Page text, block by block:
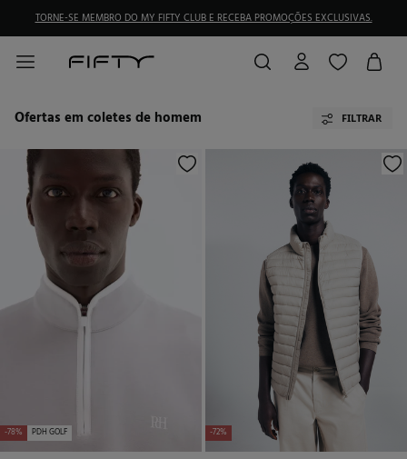
TORNE-SE MEMBRO DO MY FIFTY CLUB E RECEBA PROMOÇÕES EXCLUSIVAS.
Ofertas em coletes de homem FILTRAR
-78% PDH GOLF -72%